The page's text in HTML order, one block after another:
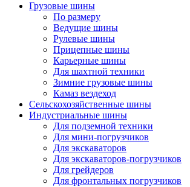
Грузовые шины
По размеру
Ведущие шины
Рулевые шины
Прицепные шины
Карьерные шины
Для шахтной техники
Зимние грузовые шины
Камаз вездеход
Сельскохозяйственные шины
Индустриальные шины
Для подземной техники
Для мини-погрузчиков
Для экскаваторов
Для экскаваторов-погрузчиков
Для грейдеров
Для фронтальных погрузчиков